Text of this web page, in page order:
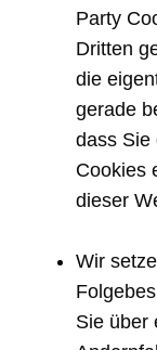
Party
Dritten
die
gerade
dass Sie
Cookies
dieser
Wir
Sie über